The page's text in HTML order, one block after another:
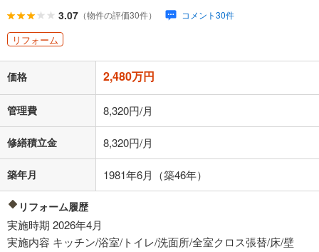
ローン返済額 64,377円（頭金比率 0 %）
「金利」については、ご利用を予定されている金融機関等にご確認の
上、ご自身での入力をお願いいたします。初期設定で自動入力されてい
済方法「元利均等返済」にて算出しております。入力された金利を35年
適用した場合の計算結果を表示しています。
その他月額費用や、初期費用がかかります。ご注意ください。実際にお
借り入れの際は各金融機関等に、必ずご自身でご確認をお願いいたしま
す。
条件によってお借り入れができないことがあります。
不動産会社に購入相談をする
3.07 （物件の評価30件） コメント30件
リフォーム
価格 2,480万円
管理費 8,320円/月
修繕積立金 8,320円/月
築年月 1981年6月（築46年）
リフォーム履歴
実施時期 2026年4月
実施内容 キッチン/浴室/トイレ/洗面所/全室クロス張替/床/壁